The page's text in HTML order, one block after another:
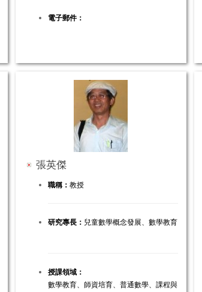
電子郵件：
張英傑
職稱：教授
研究專長： 兒童數學概念發展、數學教育
授課領域：
數學教育、師資培育、普通數學、課程與